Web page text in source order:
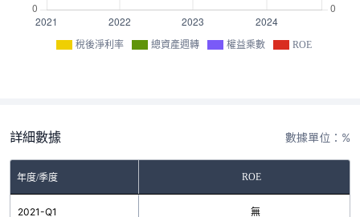
稅後淨利率 總資產週轉 權益乘數 ROE
詳細數據 數據單位：%
年度/季度 ROE
2021-Q1 無